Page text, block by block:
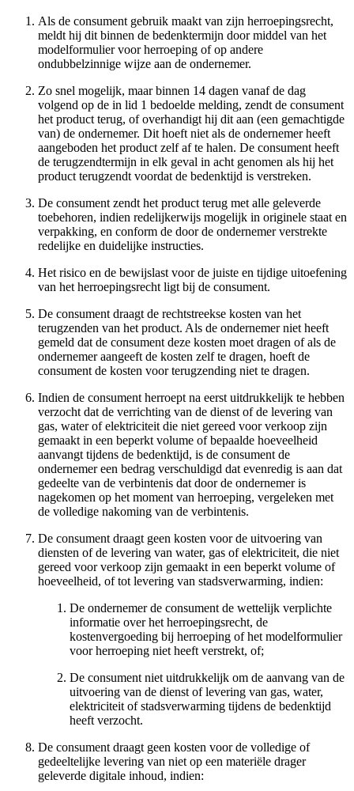
Als de consument gebruik maakt van zijn herroepingsrecht,
meldt hij dit binnen de bedenktermijn door middel van het
modelformulier voor herroeping of op andere
ondubbelzinnige wijze aan de ondernemer.
Zo snel mogelijk, maar binnen 14 dagen vanaf de dag
volgend op de in lid 1 bedoelde melding, zendt de consument
het product terug, of overhandigt hij dit aan (een gemachtigde
van) de ondernemer. Dit hoeft niet als de ondernemer heeft
aangeboden het product zelf af te halen. De consument heeft
de terugzendtermijn in elk geval in acht genomen als hij het
product terugzendt voordat de bedenktijd is verstreken.
De consument zendt het product terug met alle geleverde
toebehoren, indien redelijkerwijs mogelijk in originele staat en
verpakking, en conform de door de ondernemer verstrekte
redelijke en duidelijke instructies.
Het risico en de bewijslast voor de juiste en tijdige uitoefening
van het herroepingsrecht ligt bij de consument.
De consument draagt de rechtstreekse kosten van het
terugzenden van het product. Als de ondernemer niet heeft
gemeld dat de consument deze kosten moet dragen of als de
ondernemer aangeeft de kosten zelf te dragen, hoeft de
consument de kosten voor terugzending niet te dragen.
Indien de consument herroept na eerst uitdrukkelijk te hebben
verzocht dat de verrichting van de dienst of de levering van
gas, water of elektriciteit die niet gereed voor verkoop zijn
gemaakt in een beperkt volume of bepaalde hoeveelheid
aanvangt tijdens de bedenktijd, is de consument de
ondernemer een bedrag verschuldigd dat evenredig is aan dat
gedeelte van de verbintenis dat door de ondernemer is
nagekomen op het moment van herroeping, vergeleken met
de volledige nakoming van de verbintenis.
De consument draagt geen kosten voor de uitvoering van
diensten of de levering van water, gas of elektriciteit, die niet
gereed voor verkoop zijn gemaakt in een beperkt volume of
hoeveelheid, of tot levering van stadsverwarming, indien:
De ondernemer de consument de wettelijk verplichte
informatie over het herroepingsrecht, de
kostenvergoeding bij herroeping of het modelformulier
voor herroeping niet heeft verstrekt, of;
De consument niet uitdrukkelijk om de aanvang van de
uitvoering van de dienst of levering van gas, water,
elektriciteit of stadsverwarming tijdens de bedenktijd
heeft verzocht.
De consument draagt geen kosten voor de volledige of
gedeeltelijke levering van niet op een materiële drager
geleverde digitale inhoud, indien: